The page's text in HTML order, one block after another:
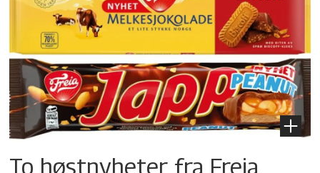
To høstnyheter fra Freia